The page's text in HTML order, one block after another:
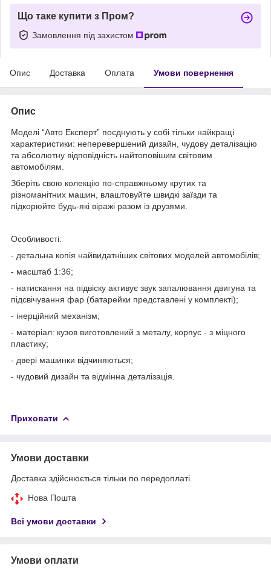
Що таке купити з Пром?
Замовлення під захистом
Опис Доставка Оплата Умови повернення
Опис
Моделі “Авто Експерт” поєднують у собі тільки найкращі
характеристики: неперевершений дизайн, чудову деталізацію
та абсолютну відповідність найтоповішим світовим
автомобілям.
Зберіть свою колекцію по-справжньому крутих та
різноманітних машин, влаштовуйте швидкі заїзди та
підкорюйте будь-які віражі разом із друзями.
Особливості:
- детальна копія найвидатніших світових моделей автомобілів;
- масштаб 1:36;
- натискання на підвіску активує звук запалювання двигуна та
підсвічування фар (батарейки представлені у комплекті);
- інерційний механізм;
- матеріал: кузов виготовлений з металу, корпус - з міцного
пластику;
- двері машинки відчиняються;
- чудовий дизайн та відмінна деталізація.
Приховати
Умови доставки
Доставка здійснюється тільки по передоплаті.
Нова Пошта
Всі умови доставки
Умови оплати